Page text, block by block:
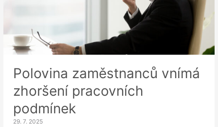
Polovina zaměstnanců vnímá
zhoršení pracovních
podmínek
29. 7. 2025